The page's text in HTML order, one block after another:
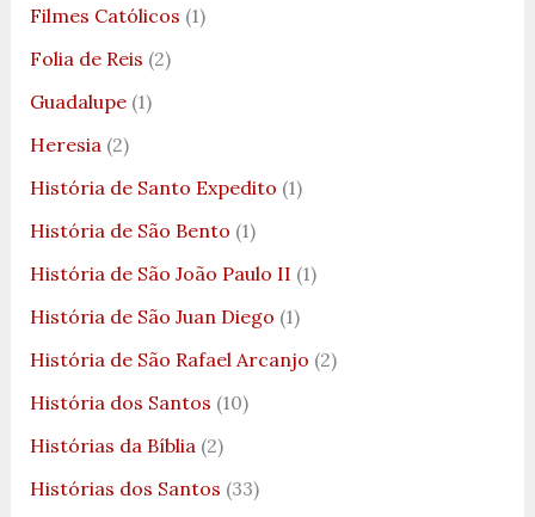
Filmes Católicos (1)
Folia de Reis (2)
Guadalupe(1)
Heresia (2)
História de Santo Expedito (1)
História de São Bento (1)
História de São João Paulo II (1)
História de São Juan Diego (1)
História de São Rafael Arcanjo (2)
História dos Santos (10)
Histórias da Bíblia (2)
Histórias dos Santos (33)